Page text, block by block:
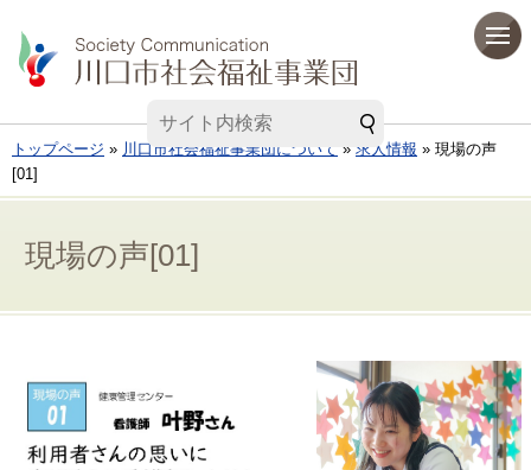
トップページ » 川口市社会福祉事業団について » 求人情報 » 現場の声
[01]
現場の声[01]